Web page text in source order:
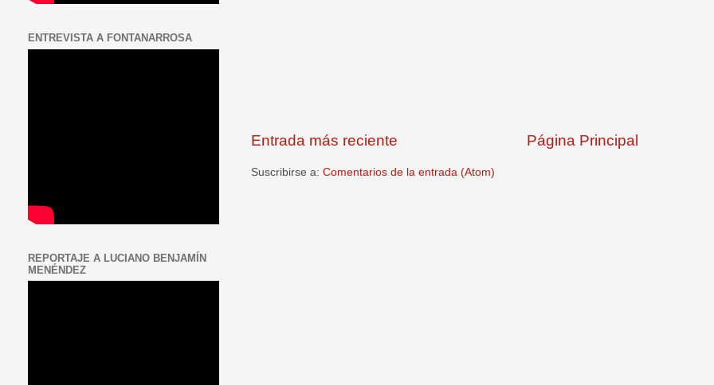
Entrada más reciente Página Principal
Suscribirse a: Comentarios de la entrada (Atom)
ENTREVISTA A FONTANARROSA
REPORTAJE A LUCIANO BENJAMÍN
MENÉNDEZ